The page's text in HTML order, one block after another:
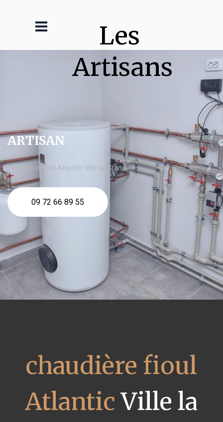
Les
Artisans
ARTISAN
chaudière fioul Atlantic Ville la Grand
09 72 66 89 55
chaudière fioul
Atlantic Ville la